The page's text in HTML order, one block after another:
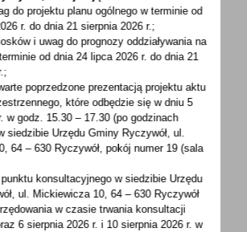
DODATKU
POWIĘKSZONEGO O
CZYNSZÓW
lub podnajemcą lokalu
otrzymujesz dodatek
a Twój...
do projektu planu ogólnego w terminie od
r. do dnia 21 sierpnia 2026 r.;
i uwag do prognozy oddziaływania na
od dnia 24 lipca 2026 r. do dnia 21
poprzedzone prezentacją projektu aktu
które odbędzie się w dniu 5
w godz. 15.30 – 17.30 (po godzinach
siedzibie Urzędu Gminy Ryczywół, ul.
64 – 630 Ryczywół, pokójnumer 19 (sala
punktu konsultacyjnego w siedzibie Urzędu
ul. Mickiewicza 10, 64 – 630 Ryczywół
w czasie trwania konsultacji
6 sierpnia 2026 r. i 10 sierpnia 2026 r. w